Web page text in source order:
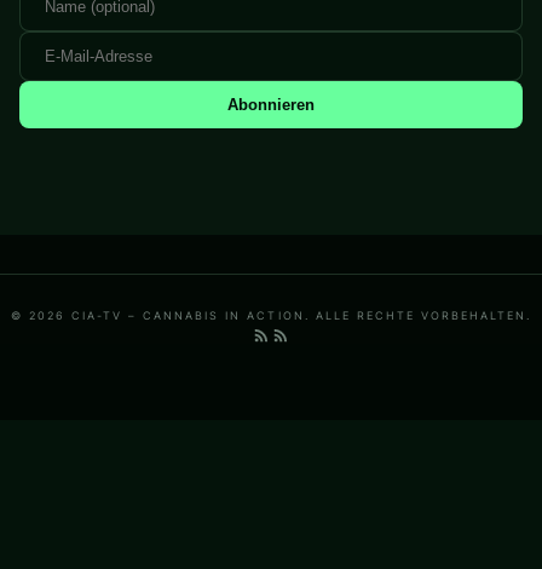
Abonnieren
© 2026 CIA-TV – CANNABIS IN ACTION. ALLE RECHTE VORBEHALTEN.